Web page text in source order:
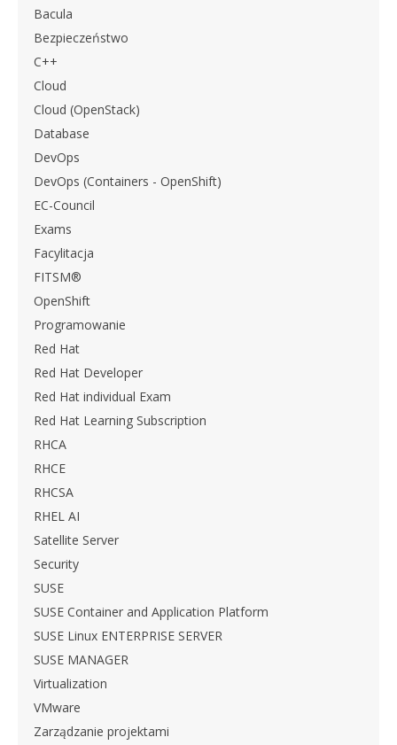
Bacula
Bezpieczeństwo
C++
Cloud
Cloud (OpenStack)
Database
DevOps
DevOps (Containers - OpenShift)
EC-Council
Exams
Facylitacja
FITSM®
OpenShift
Programowanie
Red Hat
Red Hat Developer
Red Hat individual Exam
Red Hat Learning Subscription
RHCA
RHCE
RHCSA
RHEL AI
Satellite Server
Security
SUSE
SUSE Container and Application Platform
SUSE Linux ENTERPRISE SERVER
SUSE MANAGER
Virtualization
VMware
Zarządzanie projektami